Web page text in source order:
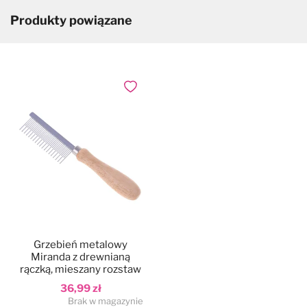
Produkty powiązane
36,99 zł
Grzebień metalowy
Miranda z drewnianą
rączką, mieszany rozstaw
Brak w magazynie
Dodaj do ulubionych